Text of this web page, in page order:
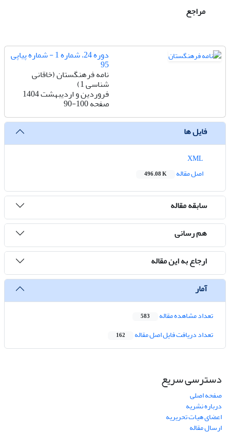
مراجع
دوره 24، شماره 1 - شماره پیاپی
95
نامه فرهنگستان (خاقانی
شناسی 1)
فروردین و اردیبهشت 1404
صفحه90-100
فایل ها
اصل مقاله
496.08 K
سابقه مقاله
هم رسانی
ارجاع به این مقاله
آمار
تعداد مشاهده مقاله 583
تعداد دریافت فایل اصل مقاله 162
دسترسی سریع
صفحه اصلی
درباره نشریه
اعضای هیات تحریریه
ارسال مقاله